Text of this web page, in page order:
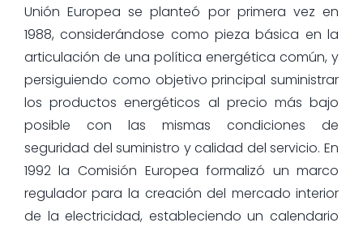
Unión Europea se planteó por primera vez en
1988, considerándose como pieza básica en la
articulación de una política energética común, y
persiguiendo como objetivo principal suministrar
los productos energéticos al precio más bajo
posible con las mismas condiciones de
seguridad del suministro y calidad del servicio. En
1992 la Comisión Europea formalizó un marco
regulador para la creación del mercado interior
de la electricidad, estableciendo un calendario